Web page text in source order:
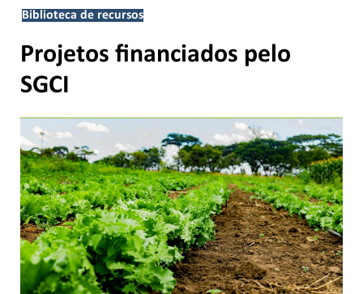
Biblioteca de recursos
Projetos financiados pelo
SGCI